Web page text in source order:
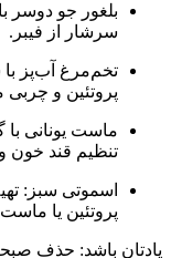
بلغور جو دوسر
سرشار از فیبر.
تخم‌مرغ آب‌پز با
پروتئین و چربی
ماست یونانی
تنظیم قند خون و
اسموتی سبز:
پروتئین یا ماست
یادتان باشد: حذف